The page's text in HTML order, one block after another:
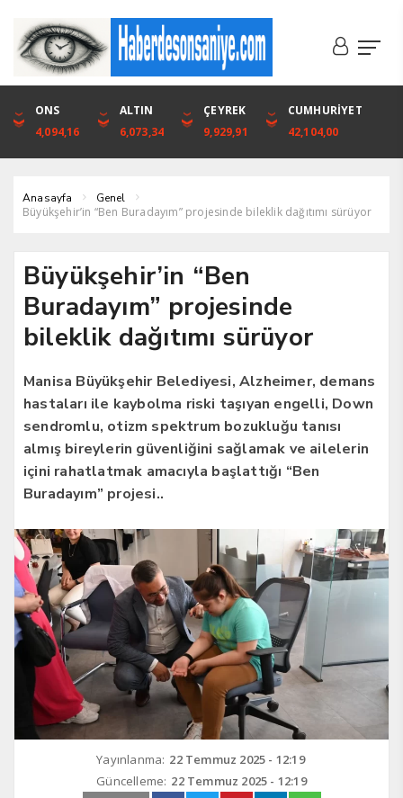
DOLAR
46,1316
EURO
53,3001
ALTIN
6,073,34
BIST
1.720,92
ONS
4,094,16
ALTIN
6,073,34
ÇEYREK
9,929,91
CUMHURİYET
42,104,00
Anasayfa Genel
Büyükşehir’in “Ben Buradayım” projesinde bileklik dağıtımı sürüyor
Büyükşehir’in “Ben
Buradayım” projesinde
bileklik dağıtımı sürüyor
Manisa Büyükşehir Belediyesi, Alzheimer, demans
hastaları ile kaybolma riski taşıyan engelli, Down
sendromlu, otizm spektrum bozukluğu tanısı
almış bireylerin güvenliğini sağlamak ve ailelerin
içini rahatlatmak amacıyla başlattığı “Ben
Buradayım” projesi..
Yayınlanma: 22 Temmuz 2025 - 12:19
Güncelleme: 22 Temmuz 2025 - 12:19